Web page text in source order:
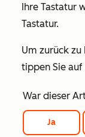
Ihre Tastatur
Tastatur.
Um zurück
tippen Sie auf
War dieser
Ja